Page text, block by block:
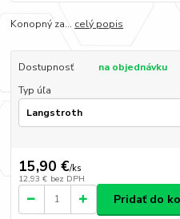
Konopný za... celý popis
Dostupnosť
na objednávku
Typ úľa
15,90 €/ks
12,93 € bez DPH
Pridať do